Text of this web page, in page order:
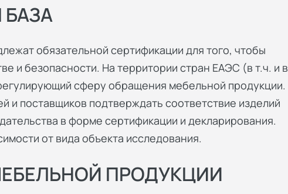
обязательной сертификации для того, чтобы
и безопасности. На территории стран ЕАЭС (в т.ч. и в
сферу обращения мебельной продукции.
и поставщиков подтверждать соответствие изделий
в форме сертификации и декларирования.
от вида объекта исследования.
ПРОДУКЦИИ